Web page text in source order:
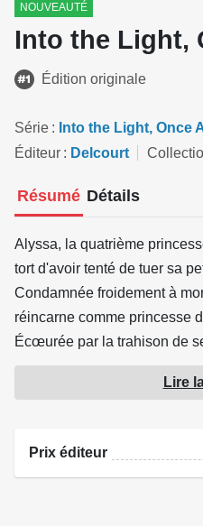
NOUVEAUTÉ
Into the Light,
Édition originale
Série
Into the Light, Once
Éditeur
Delcourt
Résumé Détails
Alyssa, la quatrième
tort d'avoir tenté de tuer sa
Condamnée froidement à
réincarne comme princesse
Écœurée par la trahison de
plus jamais aimer.
Mais l'empire d'Elmir est
Lire
Prix éditeur